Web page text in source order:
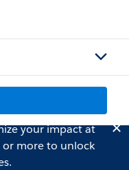
your impact at
more to unlock